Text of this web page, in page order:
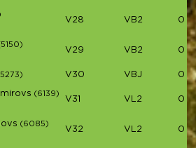
V28 VB2
V29 VB2
V30 VBJ
(6139)
V31 VL2
(6085)
V32 VL2